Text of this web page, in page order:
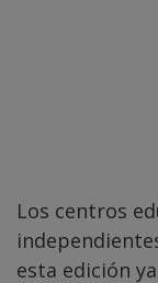
Los centros
esta edición